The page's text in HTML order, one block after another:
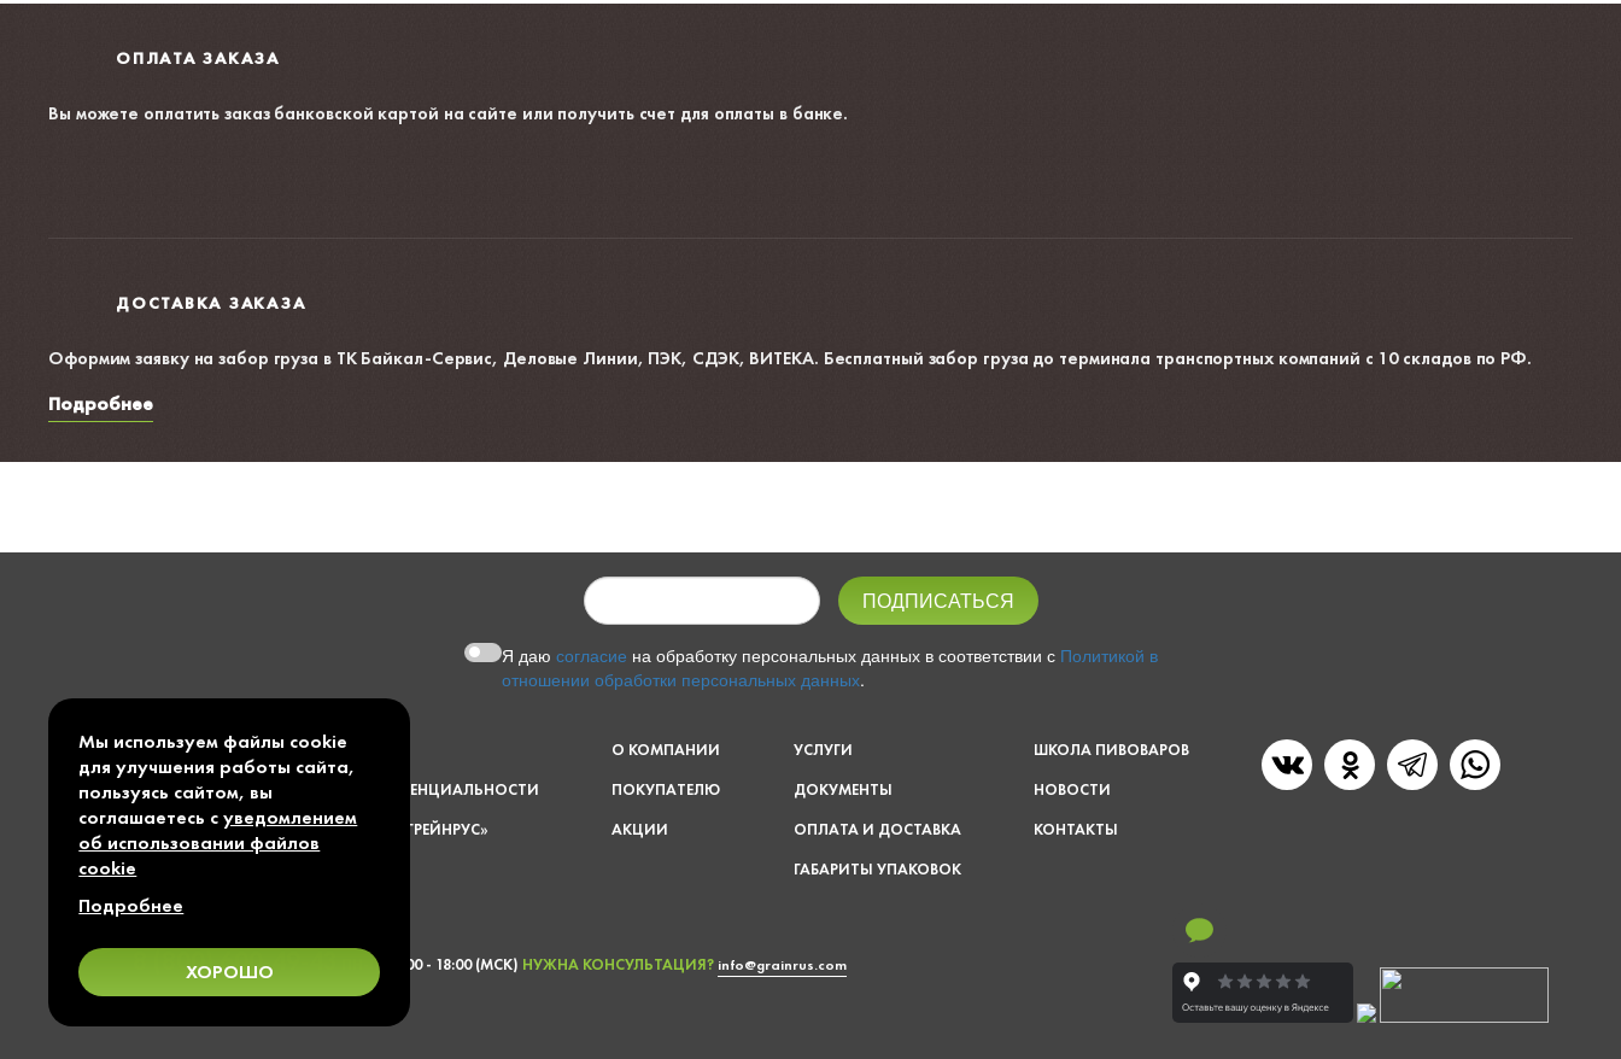
ОПЛАТА ЗАКАЗА
Вы можете оплатить заказ банковской картой на сайте или получить счет для оплаты в банке.
ДОСТАВКА ЗАКАЗА
Оформим заявку на забор груза в ТК Байкал-Сервис, Деловые Линии, ПЭК, СДЭК, ВИТЕКА. Бесплатный забор груза до терминала транспортных компаний с 10 складов по РФ.
Подробнее
Я даюсогласие на обработку персональных данных в соответствии с Политикой в
отношении обработки персональных данных.
ПУБЛИЧНАЯ ОФЕРТА
ПОЛИТИКА КОНФИДЕНЦИАЛЬНОСТИ
© 1997 — 2026 ООО «ГРЕЙНРУС»
О КОМПАНИИ
ПОКУПАТЕЛЮ
АКЦИИ
УСЛУГИ
ДОКУМЕНТЫ
ОПЛАТА И ДОСТАВКА
ГАБАРИТЫ УПАКОВОК
ШКОЛА ПИВОВАРОВ
НОВОСТИ
КОНТАКТЫ
8 (800) 600-49-43 ПН-ПТ 9:00 - 18:00 (МСК) НУЖНА КОНСУЛЬТАЦИЯ? info@grainrus.com
Мы используем файлы cookie
для улучшения работы сайта,
пользуясь сайтом, вы
соглашаетесь суведомлением
об использовании файлов
cookie
Подробнее
ХОРОШО